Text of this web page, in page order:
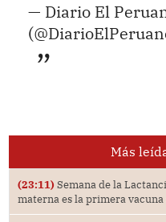
— Diario El
Más
(23:11) Semana de la
materna es la primera vacuna